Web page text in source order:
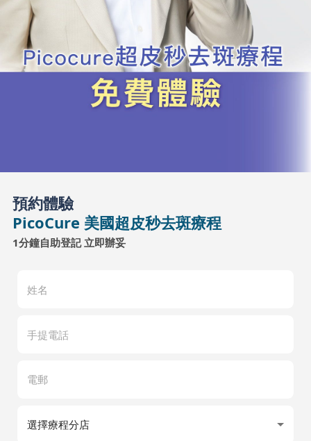
預約體驗
PicoCure 美國超皮秒去斑療程
1分鐘自助登記 立即辦妥